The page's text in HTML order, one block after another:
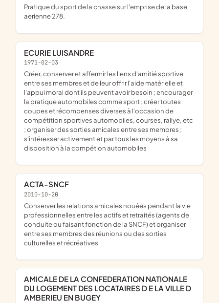
pratique du sport de la chasse sur l'emprise de la base
aerienne 278.
ECURIE LUISANDRE
1971-02-03
créer, conserver et affermir les liens d'amitié sportive
entre ses membres et de leur offrir l'aide matérielle et
l'appui moral dont ils peuvent avoir besoin ; encourager
la pratique automobiles comme sport ; créer toutes
coupes et récompenses diverses à l'occasion de
compétition sportives automobiles, courses, rallye, etc
; organiser des sorties amicales entre ses membres ;
s'intéresser activement et par tous les moyens à sa
disposition à la compétion automobiles
ACTA-SNCF
2010-10-20
conserver les relations amicales nouées pendant la vie
professionnelles entre les actifs et retraités (agents de
conduite ou faisant fonction de la SNCF) et organiser
entre ses membres des réunions ou des sorties
culturelles et récréatives
AMICALE DE LA CONFEDERATION NATIONALE
DU LOGEMENT DES LOCATAIRES D E LA VILLE D
AMBERIEU EN BUGEY